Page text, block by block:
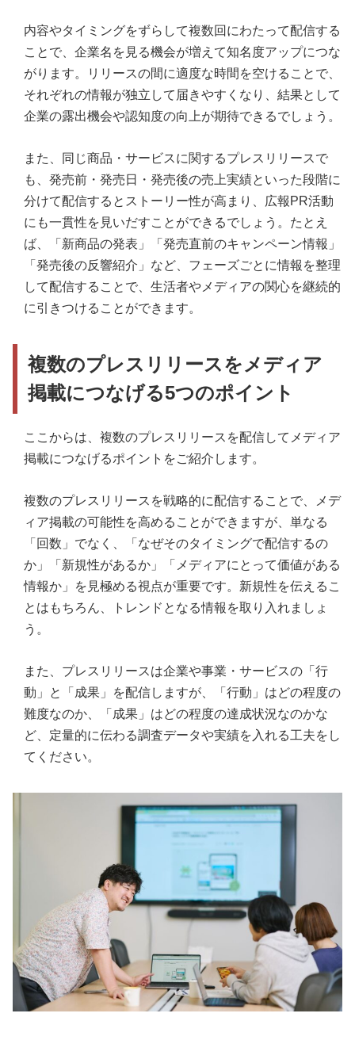
内容やタイミングをずらして複数回にわたって配信する
ことで、企業名を見る機会が増えて知名度アップにつな
がります。リリースの間に適度な時間を空けることで、
それぞれの情報が独立して届きやすくなり、結果として
企業の露出機会や認知度の向上が期待できるでしょう。
また、同じ商品・サービスに関するプレスリリースで
も、発売前・発売日・発売後の売上実績といった段階に
分けて配信するとストーリー性が高まり、広報PR活動
にも一貫性を見いだすことができるでしょう。たとえ
ば、「新商品の発表」「発売直前のキャンペーン情報」
「発売後の反響紹介」など、フェーズごとに情報を整理
して配信することで、生活者やメディアの関心を継続的
に引きつけることができます。
複数のプレスリリースをメディア
掲載につなげる5つのポイント
ここからは、複数のプレスリリースを配信してメディア
掲載につなげるポイントをご紹介します。
複数のプレスリリースを戦略的に配信することで、メデ
ィア掲載の可能性を高めることができますが、単なる
「回数」でなく、「なぜそのタイミングで配信するの
か」「新規性があるか」「メディアにとって価値がある
情報か」を見極める視点が重要です。新規性を伝えるこ
とはもちろん、トレンドとなる情報を取り入れましょ
う。
また、プレスリリースは企業や事業・サービスの「行
動」と「成果」を配信しますが、「行動」はどの程度の
難度なのか、「成果」はどの程度の達成状況なのかな
ど、定量的に伝わる調査データや実績を入れる工夫をし
てください。